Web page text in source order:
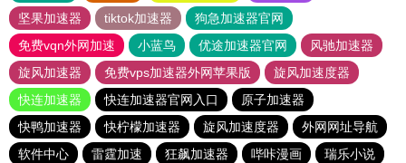
坚果加速器
tiktok加速器
狗急加速器官网
免费vqn外网加速
小蓝鸟 优途加速器官网
风驰加速器
旋风加速器
免费vps加速器外网苹果版
旋风加速度器
快连加速器
快连加速器官网入口
原子加速器
快鸭加速器
快柠檬加速器 旋风加速度器
外网网址导航
软件中心
雷霆加速 狂飙加速器 哔咔漫画
瑞乐小说